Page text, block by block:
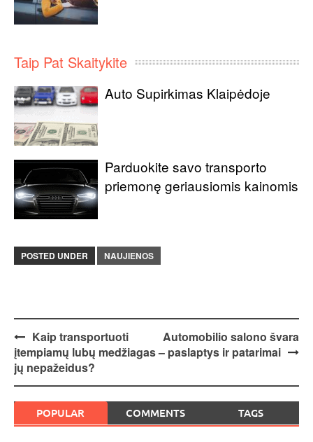
Taip Pat Skaitykite
Auto Supirkimas Klaipėdoje
Parduokite savo transporto
priemonę geriausiomis kainomis
POSTED UNDER NAUJIENOS
Post
navigation
Kaip transportuoti
įtempiamų lubų medžiagas
jų nepažeidus?
Automobilio salono švara
– paslaptys ir patarimai
POPULAR COMMENTS TAGS